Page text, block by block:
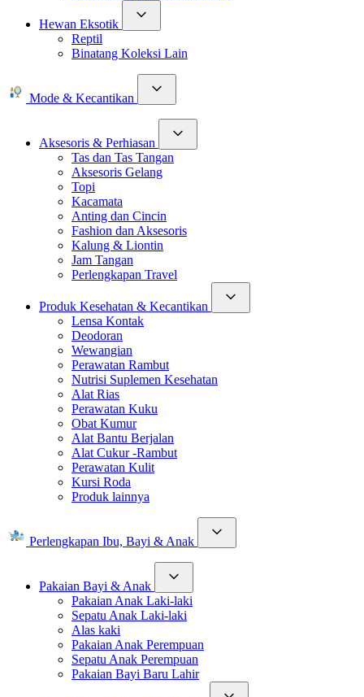
Hewan Eksotik
Reptil
Binatang Koleksi Lain
Mode & Kecantikan
Aksesoris & Perhiasan
Tas dan Tas Tangan
Aksesoris Gelang
Topi
Kacamata
Anting dan Cincin
Fashion dan Aksesoris
Kalung & Liontin
Jam Tangan
Perlengkapan Travel
Produk Kesehatan & Kecantikan
Lensa Kontak
Deodoran
Wewangian
Perawatan Rambut
Nutrisi Suplemen Kesehatan
Alat Rias
Perawatan Kuku
Obat Kumur
Alat Bantu Berjalan
Alat Cukur -Rambut
Perawatan Kulit
Kursi Roda
Produk lainnya
Perlengkapan Ibu, Bayi & Anak
Pakaian Bayi & Anak
Pakaian Anak Laki-laki
Sepatu Anak Laki-laki
Alas kaki
Pakaian Anak Perempuan
Sepatu Anak Perempuan
Pakaian Bayi Baru Lahir